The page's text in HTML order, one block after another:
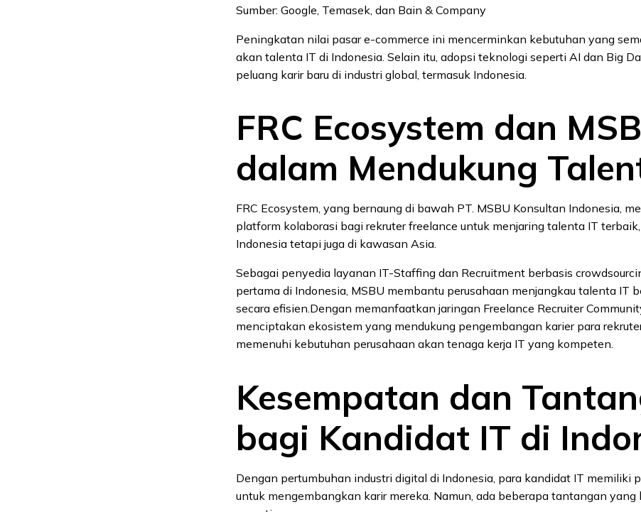
Sumber: Google, Temasek, dan Bain & Company
Peningkatan nilai pasar e-commerce ini mencerminkan kebutuhan yang
akan talenta IT di Indonesia. Selain itu, adopsi teknologi seperti AI dan Big
peluang karir baru di industri global, termasuk Indonesia.
FRC Ecosystem dan
dalam Mendukung
FRC Ecosystem, yang bernaung di bawah PT. MSBU Konsultan Indonesia,
platform kolaborasi bagi rekruter freelance untuk menjaring talenta IT
Indonesia tetapi juga di kawasan Asia.
Sebagai penyedia layanan IT-Staffing dan Recruitment berbasis
pertama di Indonesia, MSBU membantu perusahaan menjangkau talenta IT
secara efisien.Dengan memanfaatkan jaringan Freelance Recruiter
menciptakan ekosistem yang mendukung pengembangan karier para
memenuhi kebutuhan perusahaan akan tenaga kerja IT yang kompeten.
Kesempatan dan
bagi Kandidat IT di
Dengan pertumbuhan industri digital di Indonesia, para kandidat IT memiliki
untuk mengembangkan karir mereka. Namun, ada beberapa tantangan yang